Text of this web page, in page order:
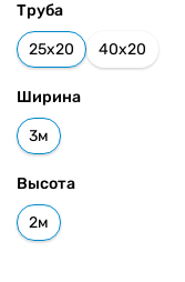
Труба
25х20 40х20
Ширина
3м
Высота
2м